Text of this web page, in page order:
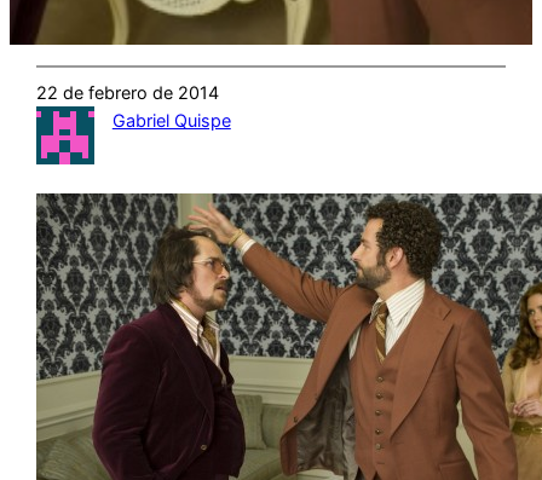
22 de febrero de 2014
Gabriel Quispe